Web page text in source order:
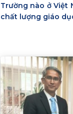
Trường nào ở Việt
chất lượng giáo